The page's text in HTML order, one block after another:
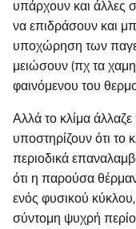
υπάρχουν και άλλες
να επιδράσουν και
υποχώρηση των
μειώσουν (πχ τα
φαινόμενου του
Αλλά το κλίμα
υποστηρίζουν ότι το
περιοδικά
ότι η παρούσα
ενός φυσικού
σύντομη ψυχρή